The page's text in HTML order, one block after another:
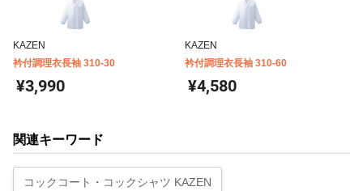
KAZEN
衿付調理衣長袖 310-30
¥3,990
KAZEN
衿付調理衣長袖 310-60
¥4,580
関連キーワード
コックコート・コックシャツ KAZEN